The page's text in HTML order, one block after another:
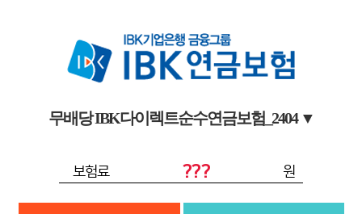
무배당 IBK다이렉트순수연금보험_2404 ▼
보험료 ??? 원